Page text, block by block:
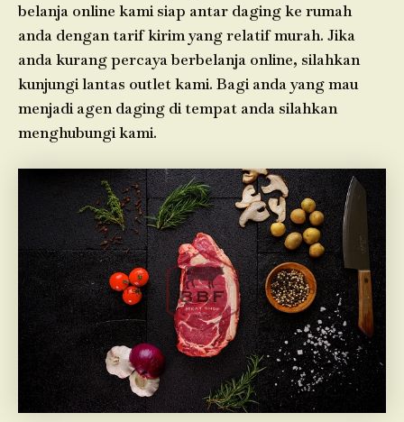
belanja online kami siap antar daging ke rumah
anda dengan tarif kirim yang relatif murah. Jika
anda kurang percaya berbelanja online, silahkan
kunjungi lantas outlet kami. Bagi anda yang mau
menjadi agen daging di tempat anda silahkan
menghubungi kami.